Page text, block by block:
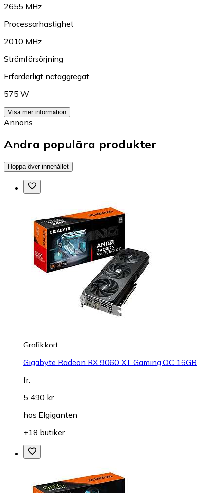
2655 MHz
Processorhastighet
2010 MHz
Strömförsörjning
Erforderligt nätaggregat
575 W
Visa mer information
Annons
Andra populära produkter
Hoppa över innehållet
Grafikkort
Gigabyte Radeon RX 9060 XT Gaming OC 16GB
fr.
5 490 kr
hos Elgiganten
+18 butiker